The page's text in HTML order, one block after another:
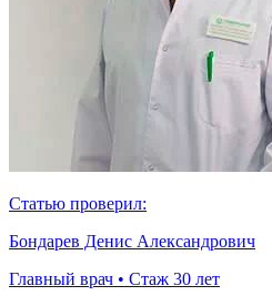
Статью проверил:
Бондарев Денис Александрович
Главный врач • Стаж 30 лет